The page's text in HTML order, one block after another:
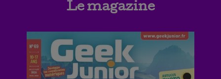
Le magazine